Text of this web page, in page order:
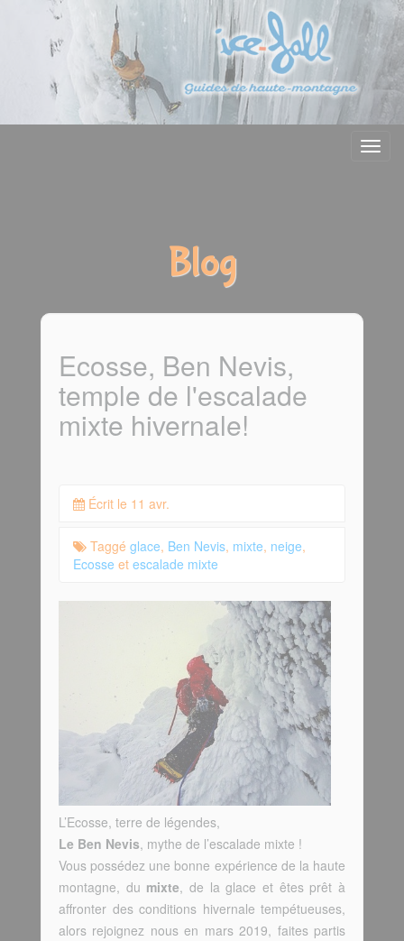
Menu
Blog
Ecosse, Ben Nevis,
temple de l'escalade
mixte hivernale!
Écrit le 11 avr.
Taggé glace, Ben Nevis, mixte, neige,
Ecosse et escalade mixte
L’Ecosse, terre de légendes,
Le Ben Nevis, mythe de l’escalade mixte !
Vous possédez une bonne expérience de la haute
montagne, du mixte, de la glace et êtes prêt à
affronter des conditions hivernale tempétueuses,
alors rejoignez nous en mars 2019, faites partis